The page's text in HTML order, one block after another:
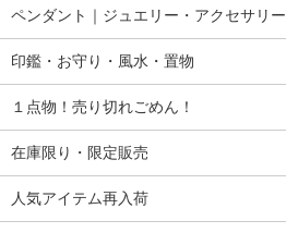
ペンダント｜ジュエリー・アクセサリー
印鑑・お守り・風水・置物
１点物！売り切れごめん！
在庫限り・限定販売
人気アイテム再入荷